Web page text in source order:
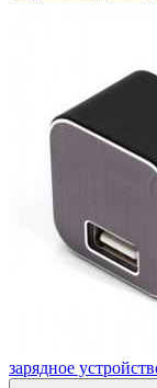
зарядное